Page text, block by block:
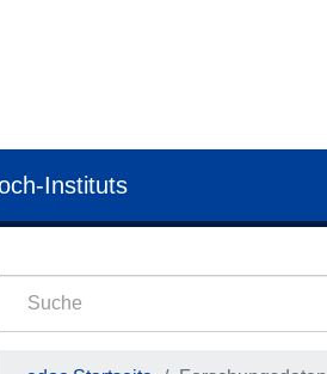
Instituts